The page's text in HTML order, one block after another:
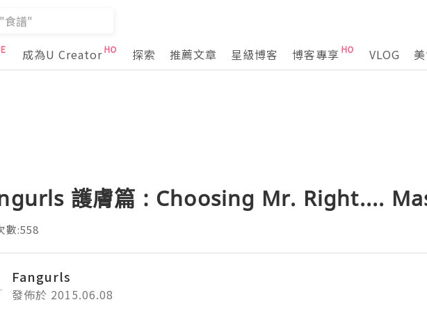
成為U Creator 探索 推薦文章 星級博客 博客專享 VLOG
護膚篇 : Choosing Mr. Right....
數:558
Fangurls
發佈於 2015.06.08